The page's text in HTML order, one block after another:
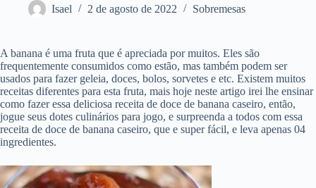
Isael 2 de agosto de 2022 Sobremesas
A banana é uma fruta que é apreciada por muitos. Eles são
frequentemente consumidos como estão, mas também podem ser
usados para fazer geleia, doces, bolos, sorvetes e etc. Existem muitos
receitas diferentes para esta fruta, mais hoje neste artigo irei lhe ensinar
como fazer essa deliciosa receita de doce de banana caseiro, então,
jogue seus dotes culinários para jogo, e surpreenda a todos com essa
receita de doce de banana caseiro, que e super fácil, e leva apenas 04
ingredientes.